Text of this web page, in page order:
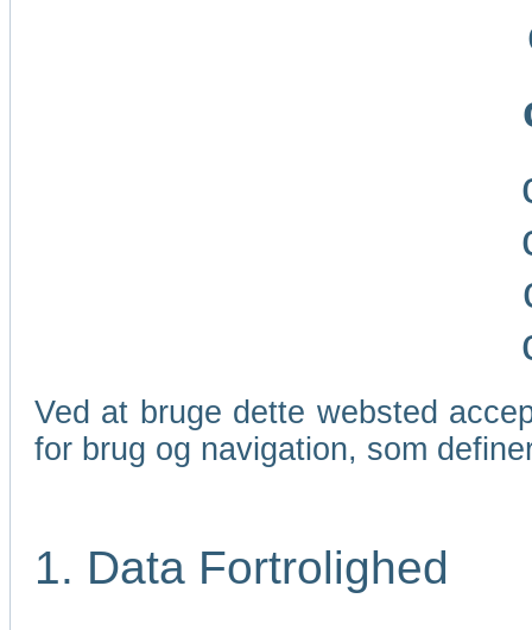
Ved at bruge dette websted
for brug og navigation, som
1. Data Fortrolighed